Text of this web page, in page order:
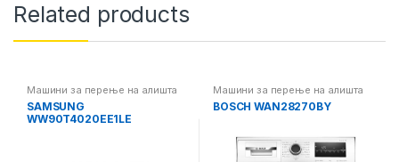
Related products
Машини за перење на алишта
SAMSUNG
WW90T4020EE1LE
Машини за перење на алишта
BOSCH WAN28270BY